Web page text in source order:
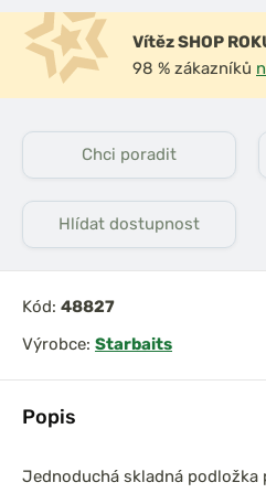
Popis
Jednoduchá skladná podložka
Vítěz SHOP
98 % zákazníků
Chci poradit
Hlídat dostupnost
Kód: 48827
Výrobce: Starbaits